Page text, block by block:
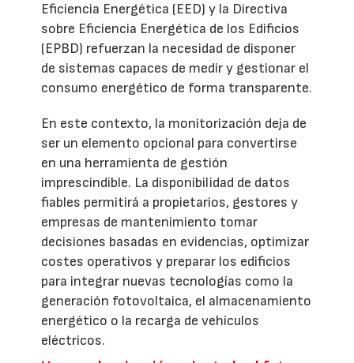
Eficiencia Energética (EED) y la Directiva
sobre Eficiencia Energética de los Edificios
(EPBD) refuerzan la necesidad de disponer
de sistemas capaces de medir y gestionar el
consumo energético de forma transparente.
En este contexto, la monitorización deja de
ser un elemento opcional para convertirse
en una herramienta de gestión
imprescindible. La disponibilidad de datos
fiables permitirá a propietarios, gestores y
empresas de mantenimiento tomar
decisiones basadas en evidencias, optimizar
costes operativos y preparar los edificios
para integrar nuevas tecnologías como la
generación fotovoltaica, el almacenamiento
energético o la recarga de vehículos
eléctricos.